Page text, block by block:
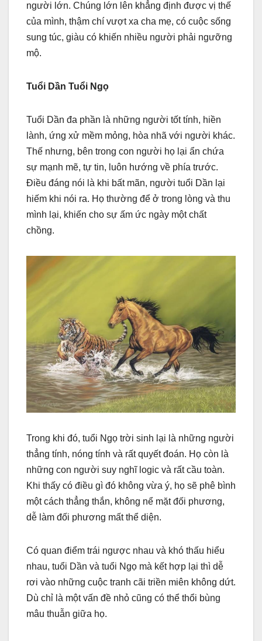
người lớn. Chúng lớn lên khẳng định được vị thế
của mình, thậm chí vượt xa cha mẹ, có cuộc sống
sung túc, giàu có khiến nhiều người phải ngưỡng
mộ.
Tuổi Dần Tuổi Ngọ
Tuổi Dần đa phần là những người tốt tính, hiền
lành, ứng xử mềm mỏng, hòa nhã với người khác.
Thế nhưng, bên trong con người họ lại ẩn chứa
sự mạnh mẽ, tự tin, luôn hướng về phía trước.
Điều đáng nói là khi bất mãn, người tuổi Dần lại
hiếm khi nói ra. Họ thường để ở trong lòng và thu
mình lại, khiến cho sự ấm ức ngày một chất
chồng.
Trong khi đó, tuổi Ngọ trời sinh lại là những người
thẳng tính, nóng tính và rất quyết đoán. Họ còn là
những con người suy nghĩ logic và rất cầu toàn.
Khi thấy có điều gì đó không vừa ý, họ sẽ phê bình
một cách thẳng thắn, không nể mặt đối phương,
dễ làm đối phương mất thể diện.
Có quan điểm trái ngược nhau và khó thấu hiểu
nhau, tuổi Dần và tuổi Ngọ mà kết hợp lại thì dễ
rơi vào những cuộc tranh cãi triền miên không dứt.
Dù chỉ là một vấn đề nhỏ cũng có thể thổi bùng
mâu thuẫn giữa họ.